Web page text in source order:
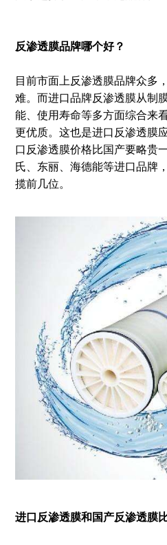
反渗透膜品牌哪个好？
目前市面上反渗透膜品牌众多
难。而进口品牌反渗透膜从制
能、使用寿命等多方面综合来
更优质。这也是进口反渗透膜
口反渗透膜价格比国产要略贵
氏、东丽、海德能等进口品牌
揽前几位。
进口反渗透膜和国产反渗透膜